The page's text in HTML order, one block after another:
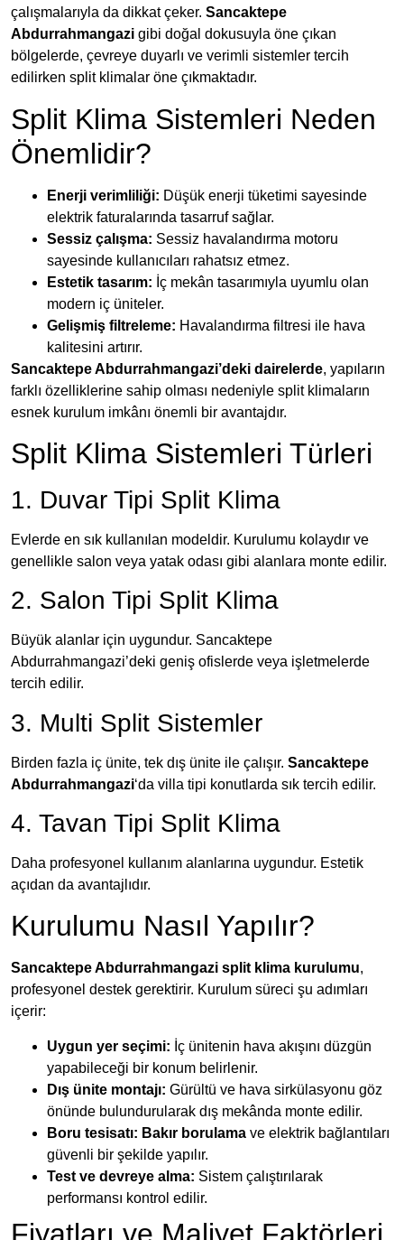
çalışmalarıyla da dikkat çeker. Sancaktepe
Abdurrahmangazi gibi doğal dokusuyla öne çıkan
bölgelerde, çevreye duyarlı ve verimli sistemler tercih
edilirken split klimalar öne çıkmaktadır.
Split Klima Sistemleri Neden
Önemlidir?
Enerji verimliliği: Düşük enerji tüketimi sayesinde
elektrik faturalarında tasarruf sağlar.
Sessiz çalışma: Sessiz havalandırma motoru
sayesinde kullanıcıları rahatsız etmez.
Estetik tasarım: İç mekân tasarımıyla uyumlu olan
modern iç üniteler.
Gelişmiş filtreleme: Havalandırma filtresi ile hava
kalitesini artırır.
Sancaktepe Abdurrahmangazi’deki dairelerde, yapıların
farklı özelliklerine sahip olması nedeniyle split klimaların
esnek kurulum imkânı önemli bir avantajdır.
Split Klima Sistemleri Türleri
1. Duvar Tipi Split Klima
Evlerde en sık kullanılan modeldir. Kurulumu kolaydır ve
genellikle salon veya yatak odası gibi alanlara monte edilir.
2. Salon Tipi Split Klima
Büyük alanlar için uygundur. Sancaktepe
Abdurrahmangazi’deki geniş ofislerde veya işletmelerde
tercih edilir.
3. Multi Split Sistemler
Birden fazla iç ünite, tek dış ünite ile çalışır. Sancaktepe
Abdurrahmangazi‘da villa tipi konutlarda sık tercih edilir.
4. Tavan Tipi Split Klima
Daha profesyonel kullanım alanlarına uygundur. Estetik
açıdan da avantajlıdır.
Kurulumu Nasıl Yapılır?
Sancaktepe Abdurrahmangazi split klima kurulumu,
profesyonel destek gerektirir. Kurulum süreci şu adımları
içerir:
Uygun yer seçimi: İç ünitenin hava akışını düzgün
yapabileceği bir konum belirlenir.
Dış ünite montajı: Gürültü ve hava sirkülasyonu göz
önünde bulundurularak dış mekânda monte edilir.
Boru tesisatı: Bakır borulama ve elektrik bağlantıları
güvenli bir şekilde yapılır.
Test ve devreye alma: Sistem çalıştırılarak
performansı kontrol edilir.